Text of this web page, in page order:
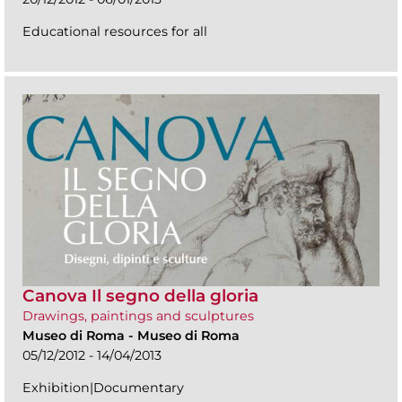
Educational resources for all
Canova Il segno della gloria
Drawings, paintings and sculptures
Museo di Roma - Museo di Roma
05/12/2012 - 14/04/2013
Exhibition|Documentary